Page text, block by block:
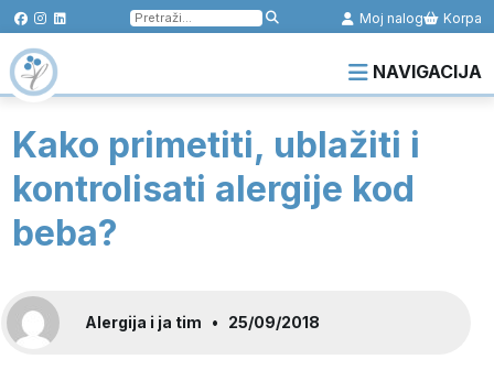
Pretraga
za:
Moj nalog Korpa
NAVIGACIJA
Kako primetiti, ublažiti i
kontrolisati alergije kod
beba?
Alergija i ja tim • 25/09/2018